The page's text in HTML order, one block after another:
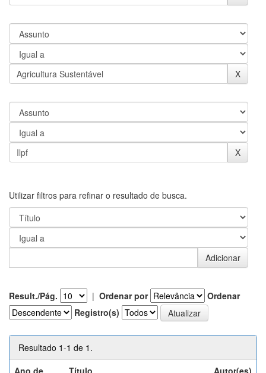
Utilizar filtros para refinar o resultado de busca.
Result./Pág. | Ordenar por
Ordenar
Registro(s)
Resultado 1-1 de 1.
Ano de
Título Autor(es)